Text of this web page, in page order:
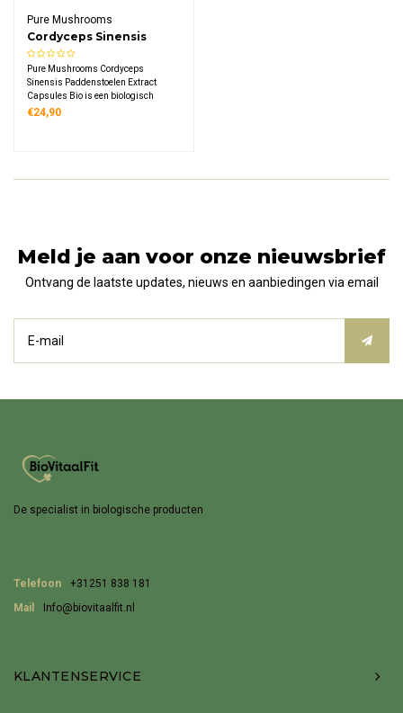
Pure Mushrooms
Cordyceps Sinensis
Paddenstoelen Extract
Capsules Bio
Pure Mushrooms Cordyceps
Sinensis Paddenstoelen Extract
Capsules Bio is een biologisch
voedingssupplement met 320 mg
€24,90
Meld je aan voor onze nieuwsbrief
Ontvang de laatste updates, nieuws en aanbiedingen via email
De specialist in biologische producten
Telefoon
+31251 838 181
Mail
Info@biovitaalfit.nl
KLANTENSERVICE